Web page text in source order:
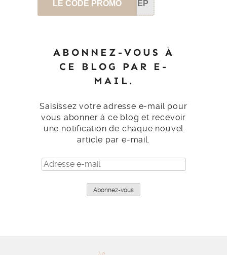
LE CODE PROMO SEP
ABONNEZ-VOUS À
CE BLOG PAR E-
MAIL.
Saisissez votre adresse e-mail pour
vous abonner à ce blog et recevoir
une notification de chaque nouvel
article par e-mail.
Adresse
e-
Abonnez-vous